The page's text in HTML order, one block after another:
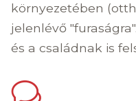
környezetében
jelenlévő
és a családnak is